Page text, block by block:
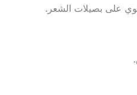
على بصيلات الشعر.